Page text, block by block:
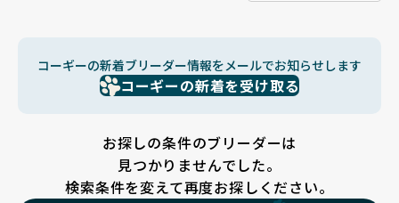
コーギーの新着ブリーダー情報をメールでお知らせします
コーギーの新着を受け取る
お探しの条件のブリーダーは
見つかりませんでした。
検索条件を変えて再度お探しください。